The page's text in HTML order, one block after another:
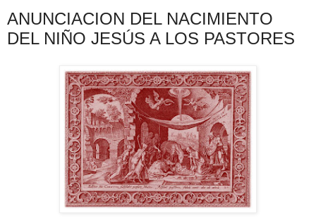
ANUNCIACION DEL NACIMIENTO
DEL NIÑO JESÚS A LOS PASTORES